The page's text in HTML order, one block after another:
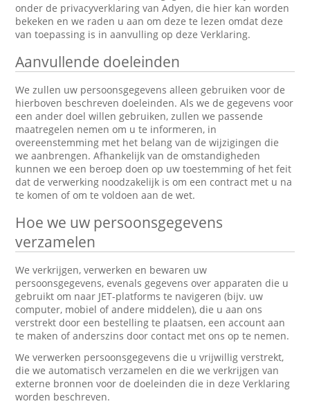
onder de privacyverklaring van Adyen, die hier kan worden
bekeken en we raden u aan om deze te lezen omdat deze
van toepassing is in aanvulling op deze Verklaring.
Aanvullende doeleinden
We zullen uw persoonsgegevens alleen gebruiken voor de
hierboven beschreven doeleinden. Als we de gegevens voor
een ander doel willen gebruiken, zullen we passende
maatregelen nemen om u te informeren, in
overeenstemming met het belang van de wijzigingen die
we aanbrengen. Afhankelijk van de omstandigheden
kunnen we een beroep doen op uw toestemming of het feit
dat de verwerking noodzakelijk is om een contract met u na
te komen of om te voldoen aan de wet.
Hoe we uw persoonsgegevens
verzamelen
We verkrijgen, verwerken en bewaren uw
persoonsgegevens, evenals gegevens over apparaten die u
gebruikt om naar JET-platforms te navigeren (bijv. uw
computer, mobiel of andere middelen), die u aan ons
verstrekt door een bestelling te plaatsen, een account aan
te maken of anderszins door contact met ons op te nemen.
We verwerken persoonsgegevens die u vrijwillig verstrekt,
die we automatisch verzamelen en die we verkrijgen van
externe bronnen voor de doeleinden die in deze Verklaring
worden beschreven.